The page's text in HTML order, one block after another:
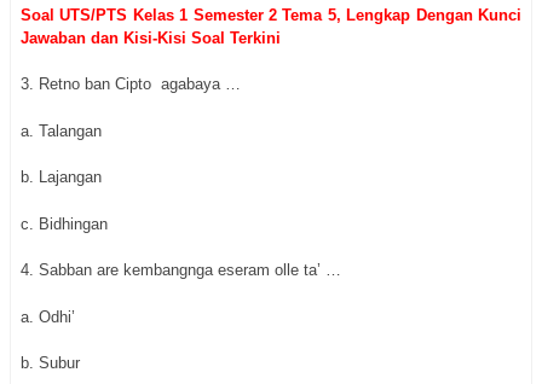
Soal UTS/PTS Kelas 1 Semester 2 Tema 5, Lengkap Dengan Kunci
Jawaban dan Kisi-Kisi Soal Terkini
3. Retno ban Cipto agabaya …
a. Talangan
b. Lajangan
c. Bidhingan
4. Sabban are kembangnga eseram olle ta’ …
a. Odhi’
b. Subur